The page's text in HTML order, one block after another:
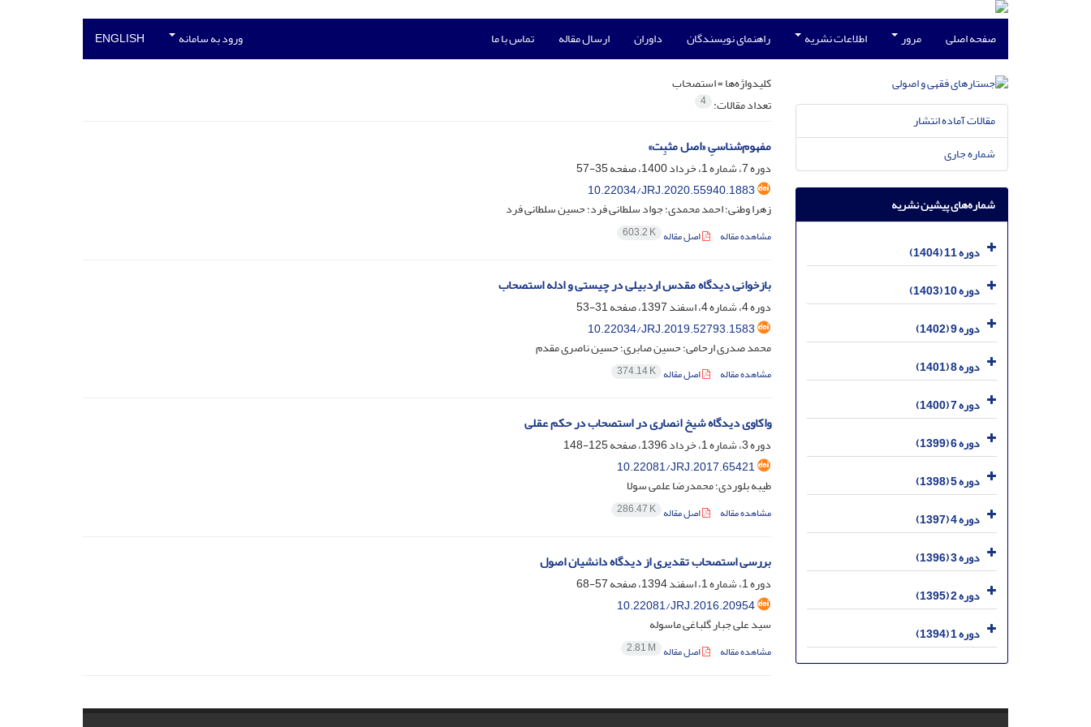
صفحه اصلی مرور اطلاعات نشریه راهنمای نویسندگان داوران ارسال مقاله تماس با ما ورود به سامانه ENGLISH
کلیدواژه‌ها =استصحاب
تعداد مقالات: 4
مفهوم‌شناسیِ «اصل مثبِت»
دوره 7، شماره 1، خرداد 1400، صفحه
35-57
10.22034/JRJ.2020.55940.1883
زهرا وطنی؛ احمد محمدی؛ جواد سلطانی فرد؛ حسین سلطانی فرد
مشاهده مقاله اصل مقاله 603.2 K
بازخوانی دیدگاه مقدس اردبیلی در چیستی و ادله استصحاب
دوره 4، شماره 4، اسفند 1397، صفحه
31-53
10.22034/JRJ.2019.52793.1583
محمد صدری ارحامی؛ حسین صابری؛ حسین ناصری مقدم
مشاهده مقاله اصل مقاله 374.14 K
واکاوی دیدگاه شیخ انصاری در استصحاب در حکم عقلی
دوره 3، شماره 1، خرداد 1396، صفحه
125-148
10.22081/JRJ.2017.65421
طیبه بلوردی؛ محمدرضا علمی سولا
مشاهده مقاله اصل مقاله 286.47 K
بررسی استصحاب تقدیری از دیدگاه دانشیان اصول
دوره 1، شماره 1، اسفند 1394، صفحه
57-68
10.22081/JRJ.2016.20954
سید علی جبار گلباغی ماسوله
مشاهده مقاله اصل مقاله 2.81 M
مقالات آماده انتشار
شماره جاری
شماره‌های پیشین نشریه
دوره 11 (1404)
دوره 10 (1403)
دوره 9 (1402)
دوره 8 (1401)
دوره 7 (1400)
دوره 6 (1399)
دوره 5 (1398)
دوره 4 (1397)
دوره 3 (1396)
دوره 2 (1395)
دوره 1 (1394)